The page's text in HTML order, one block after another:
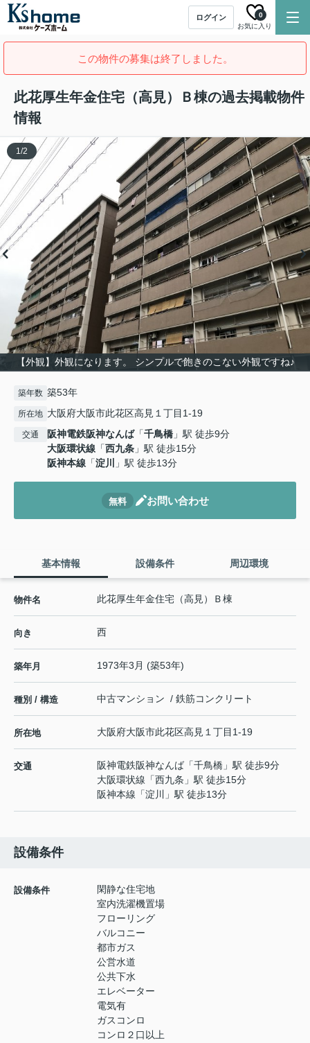
ログイン
お気に入り
0
この物件の募集は終了しました。
此花厚生年金住宅（高見）Ｂ棟の過去掲載物件
情報
【外観】外観になります。 シンプルで飽きのこない外観ですね♪
1/2
築年数 築53年
所在地 大阪府大阪市此花区高見１丁目1-19
交通 阪神電鉄阪神なんば「千鳥橋 」駅 徒歩9分
大阪環状線 「西九条 」駅 徒歩15分
阪神本線 「淀川 」駅 徒歩13分
無料 お問い合わせ
基本情報 設備条件 周辺環境
物件名 此花厚生年金住宅（高見）Ｂ棟
向き 西
築年月 1973年3月 (築53年)
種別 / 構造 中古マンション / 鉄筋コンクリート
所在地 大阪府大阪市此花区高見１丁目1-19
交通 阪神電鉄阪神なんば 「千鳥橋 」駅 徒歩9分
大阪環状線 「西九条 」駅 徒歩15分
阪神本線 「淀川 」駅 徒歩13分
設備条件
設備条件
閑静な住宅地
室内洗濯機置場
フローリング
バルコニー
都市ガス
公営水道
公共下水
エレベーター
電気有
ガスコンロ
コンロ２口以上